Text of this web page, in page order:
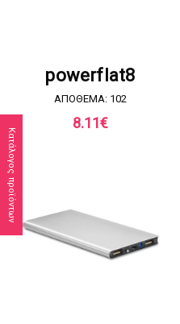
Κατάλογος προϊόντων
powerflat8
ΑΠΟΘΕΜΑ: 102
8.11€